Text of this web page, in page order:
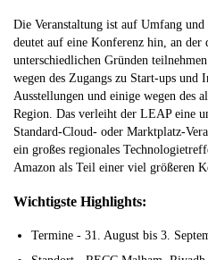
Die Veranstaltung ist auf Umfang
deutet auf eine Konferenz hin, an der
unterschiedlichen Gründen
wegen des Zugangs zu Start-ups und
Ausstellungen und einige wegen des
Region. Das verleiht der LEAP eine
Standard-Cloud- oder Marktplatz-
ein großes regionales
Amazon als Teil einer viel größeren
Wichtigste Highlights:
Termine - 31. August bis 3.